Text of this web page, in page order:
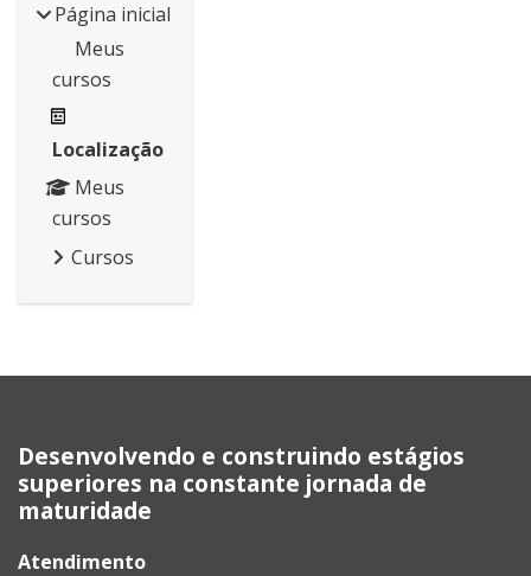
Página inicial
Meus
cursos
Localização
Meus
cursos
Cursos
Blocos
Desenvolvendo e construindo estágios
superiores na constante jornada de
maturidade
Atendimento